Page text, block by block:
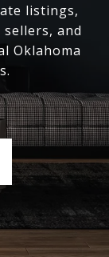
listings,
and
Oklahoma